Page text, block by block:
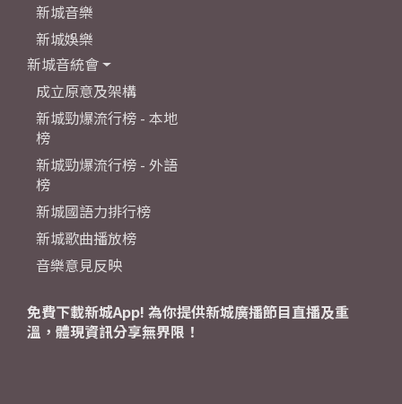
新城音樂
新城娛樂
新城音統會
成立原意及架構
新城勁爆流行榜 - 本地
榜
新城勁爆流行榜 - 外語
榜
新城國語力排行榜
新城歌曲播放榜
音樂意見反映
免費下載新城App! 為你提供新城廣播節目直播及重
溫，體現資訊分享無界限！